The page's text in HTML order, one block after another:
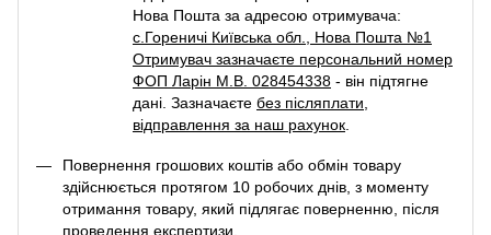
Нова Пошта за адресою отримувача:
с.Гореничі Київська обл., Нова Пошта №1
Отримувач зазначаєте персональний номер
ФОП Ларін М.В. 028454338 - він підтягне
дані. Зазначаєте без післяплати,
відправлення за наш рахунок.
Повернення грошових коштів або обмін товару
здійснюється протягом 10 робочих днів, з моменту
отримання товару, який підлягає поверненню, після
проведення експертизи.